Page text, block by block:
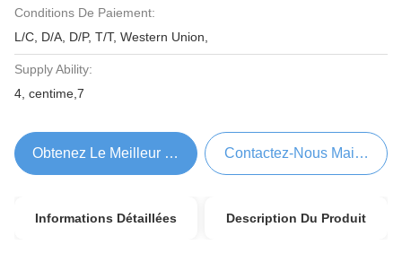
Conditions De Paiement:
L/C, D/A, D/P, T/T, Western Union,
Supply Ability:
4, centime,7
Obtenez Le Meilleur Prix Contactez-Nous Maintenant
Informations Détaillées Description Du Produit